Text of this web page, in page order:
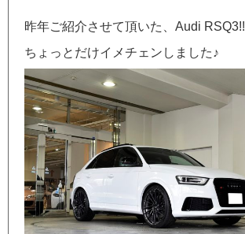
昨年ご紹介させて頂いた、Audi RSQ3!!
ちょっとだけイメチェンしました♪